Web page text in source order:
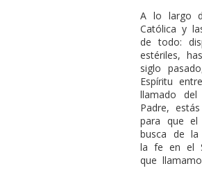
A lo largo
Católica y
de todo:
estériles,
siglo
Espíritu
llamado
Padre,
para que el
busca de la
la fe en el
que